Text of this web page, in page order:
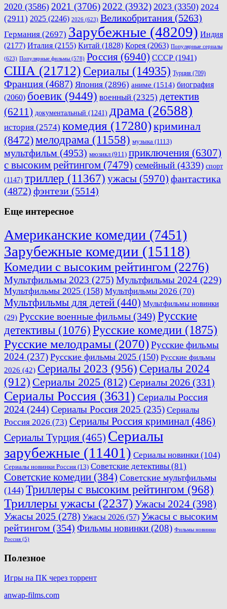
2020 (3586) 2021 (3706) 2022 (3932) 2023 (3350) 2024
(2911) 2025 (2246) 2026 (623) Великобритания (5263)
Германия (2697) Зарубежные (48209) Индия
(2177) Италия (2155) Китай (1828) Корея (2063) Популярные сериалы
(623) Популярные фильмы (578) Россия (6940) СССР (1941)
США (21712) Сериалы (14935) Турция (709)
Франция (4687) Япония (2896) аниме (1514) биография
(2060) боевик (9449) военный (2325) детектив
(6211) документальный (1241) драма (26588)
история (2574) комедия (17280)криминал
(8472)мелодрама (11558) музыка (1113)
мультфильм (4953) мюзикл (911) приключения (6307)
с высоким рейтингом (7479) семейный (4339) спорт
(1147) триллер (11367) ужасы (5970) фантастика
(4872) фэнтези (5514)
Еще интересное
Американские комедии (7451)
Зарубежные комедии (15118)
Комедии с высоким рейтингом (2276)
Мультфильмы 2023 (275) Мультфильмы 2024 (229)
Мультфильмы 2025 (158) Мультфильмы 2026 (70)
Мультфильмы для детей (440) Мультфильмы новинки
(29) Русские военные фильмы (349) Русские
детективы (1076)Русские комедии (1875)
Русские мелодрамы (2070)Русские фильмы
2024 (237) Русские фильмы 2025 (150) Русские фильмы
2026 (42) Сериалы 2023 (956) Сериалы 2024
(912) Сериалы 2025 (812)Сериалы 2026 (331)
Сериалы Россия (3631) Сериалы Россия
2024 (244) Сериалы Россия 2025 (235) Сериалы
Россия 2026 (73) Сериалы Россия криминал (486)
Сериалы Турция (465) Сериалы
зарубежные (11401) Сериалы новинки (104)
Сериалы новинки Россия (13) Советские детективы (81)
Советские комедии (384) Советские мультфильмы
(144) Триллеры с высоким рейтингом (968)
Триллеры ужасы (2237)Ужасы 2024 (398)
Ужасы 2025 (278) Ужасы 2026 (57) Ужасы с высоким
рейтингом (354) Фильмы новинки (208) Фильмы новинки
Россия (5)
Полезное
Игры на ПК через торрент
anwap-films.com